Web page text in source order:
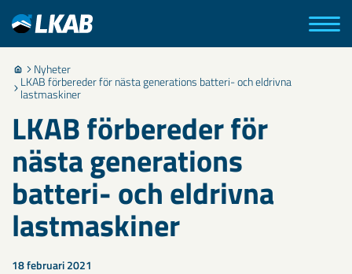
Nyheter
LKAB förbereder för nästa generations batteri- och eldrivna
lastmaskiner
LKAB förbereder för
nästa generations
batteri- och eldrivna
lastmaskiner
18 februari 2021